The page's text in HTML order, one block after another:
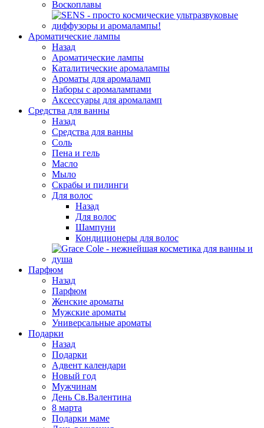
Воскоплавы
Ароматические лампы
Назад
Ароматические лампы
Каталитические аромалампы
Ароматы для аромаламп
Наборы с аромалампами
Аксессуары для аромаламп
Средства для ванны
Назад
Средства для ванны
Соль
Пена и гель
Масло
Мыло
Скрабы и пилинги
Для волос
Назад
Для волос
Шампуни
Кондиционеры для волос
Парфюм
Назад
Парфюм
Женские ароматы
Мужские ароматы
Универсальные ароматы
Подарки
Назад
Подарки
Адвент календари
Новый год
Мужчинам
День Св.Валентина
8 марта
Подарки маме